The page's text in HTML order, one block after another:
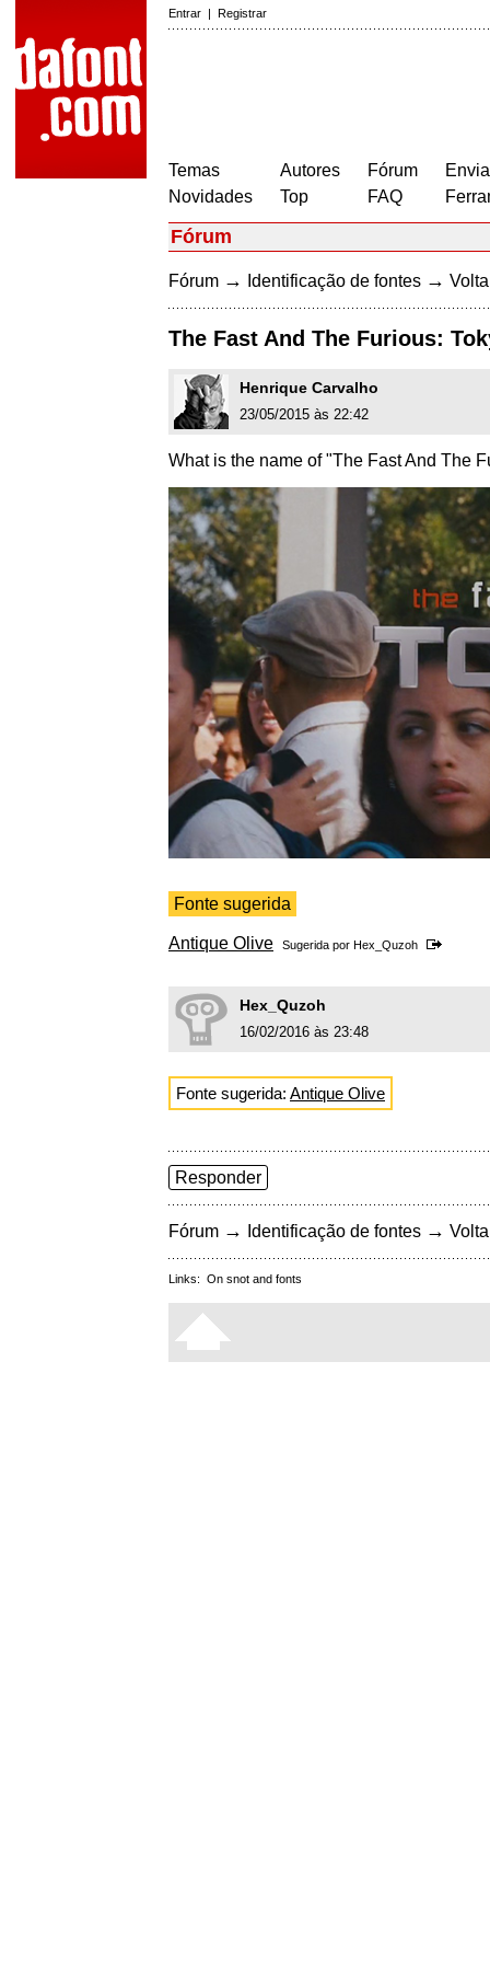
Entrar | Registrar
Temas
Novidades
Autores
Top
Fórum
FAQ
Fórum
Fórum → Identificação de fontes →
The Fast And The Furious:
Henrique Carvalho
23/05/2015 às 22:42
What is the name of "The Fast And The
Fonte sugerida
Antique Olive Sugerida por Hex_Quzoh
Hex_Quzoh
16/02/2016 às 23:48
Fonte sugerida: Antique Olive
Responder
Fórum → Identificação de fontes →
Links: On snot and fonts